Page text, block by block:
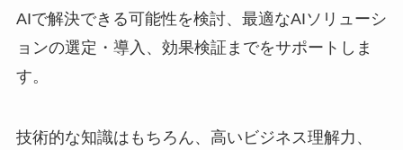
AIで解決できる可能性を検討、最適なAIソリューシ
ョンの選定・導入、効果検証までをサポートしま
す。
技術的な知識はもちろん、高いビジネス理解力、